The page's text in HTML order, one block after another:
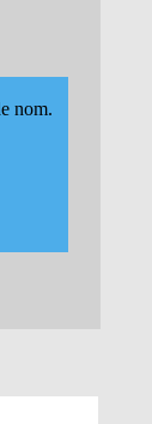
nom.